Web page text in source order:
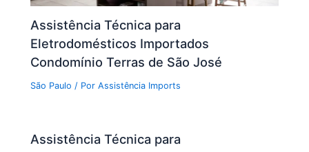
Assistência Técnica para
Eletrodomésticos Importados
Condomínio Terras de São José
São Paulo / PorAssistência Imports
Assistência Técnica para